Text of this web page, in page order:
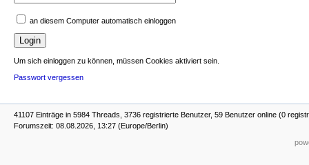
an diesem Computer automatisch einloggen
Um sich einloggen zu können, müssen Cookies aktiviert sein.
Passwort vergessen
41107 Einträge in 5984 Threads, 3736 registrierte Benutzer, 59 Benutzer online (0
Forumszeit: 08.08.2026, 13:27 (Europe/Berlin)